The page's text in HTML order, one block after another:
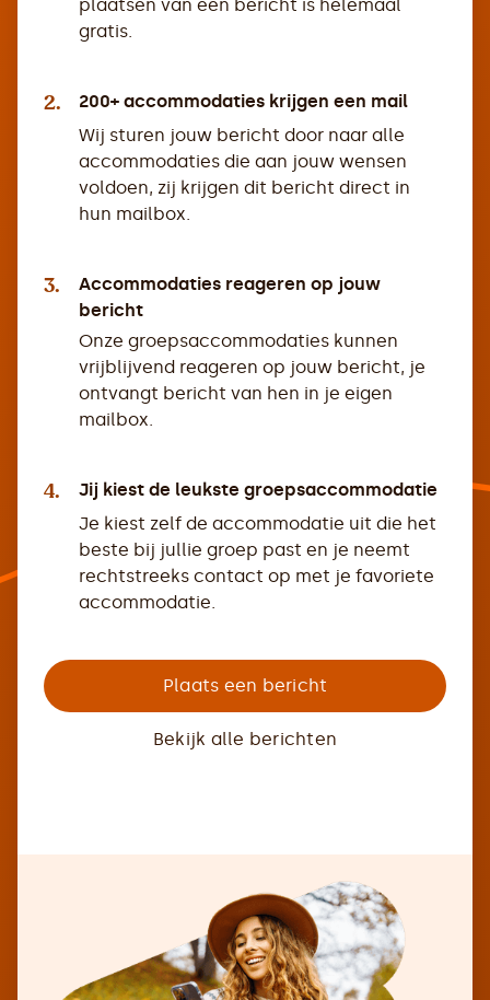
plaatsen van een bericht is helemaal
gratis.
2.
200+ accommodaties krijgen een mail
Wij sturen jouw bericht door naar alle
accommodaties die aan jouw wensen
voldoen, zij krijgen dit bericht direct in
hun mailbox.
3.
Accommodaties reageren op jouw
bericht
Onze groepsaccommodaties kunnen
vrijblijvend reageren op jouw bericht, je
ontvangt bericht van hen in je eigen
mailbox.
4.
Jij kiest de leukste groepsaccommodatie
Je kiest zelf de accommodatie uit die het
beste bij jullie groep past en je neemt
rechtstreeks contact op met je favoriete
accommodatie.
Plaats een bericht
Bekijk alle berichten